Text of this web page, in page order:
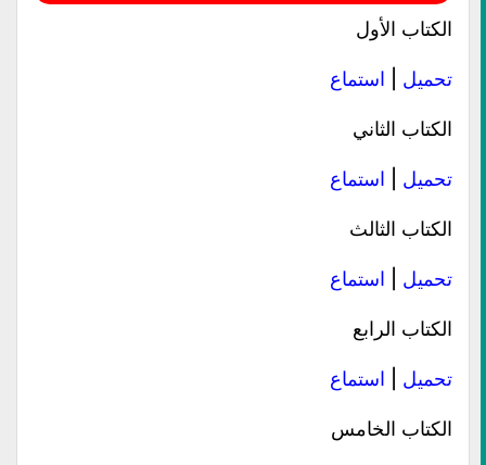
الكتاب الأول
تحميل استماع
الكتاب الثاني
تحميل استماع
الكتاب الثالث
تحميل استماع
الكتاب الرابع
تحميل استماع
الكتاب الخامس